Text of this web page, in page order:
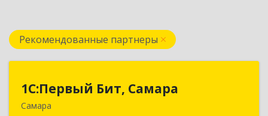
Рекомендованные партнеры
1С:Первый Бит, Самара
Самара
1С:Первый Бит, Самара
443013, Самарская обл, Самара г, Дачная ул,